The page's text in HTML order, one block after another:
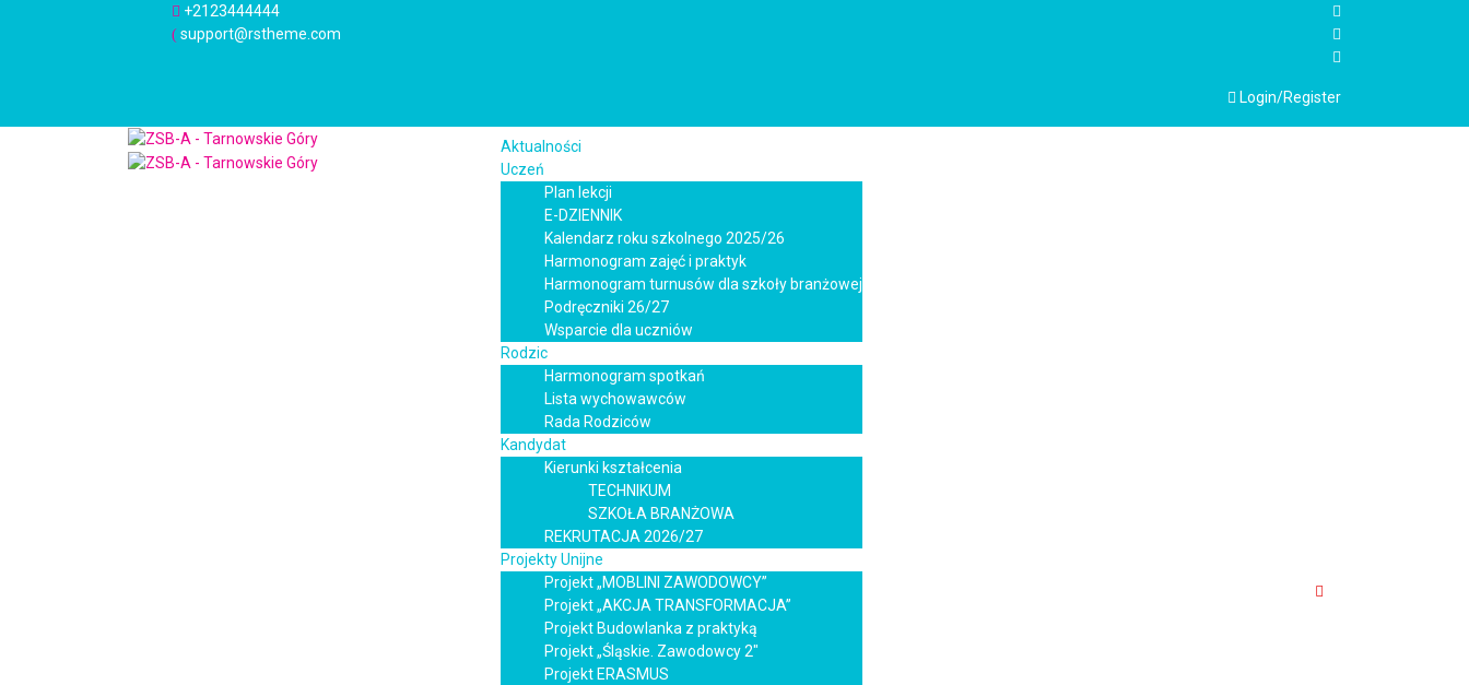
+2123444444
support@rstheme.com
Login/Register
Aktualności
Uczeń
Plan lekcji
E-DZIENNIK
Kalendarz roku szkolnego 2025/26
Harmonogram zajęć i praktyk
Harmonogram turnusów dla szkoły branżowej
Podręczniki 26/27
Wsparcie dla uczniów
Rodzic
Harmonogram spotkań
Lista wychowawców
Rada Rodziców
Kandydat
Kierunki kształcenia
TECHNIKUM
SZKOŁA BRANŻOWA
REKRUTACJA 2026/27
Projekty Unijne
Projekt „MOBLINI ZAWODOWCY”
Projekt „AKCJA TRANSFORMACJA”
Projekt Budowlanka z praktyką
Projekt „Śląskie. Zawodowcy 2″
Projekt ERASMUS